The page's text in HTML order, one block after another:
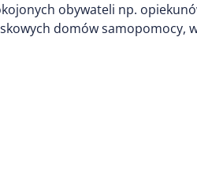
obywateli np.
domów samopomocy,